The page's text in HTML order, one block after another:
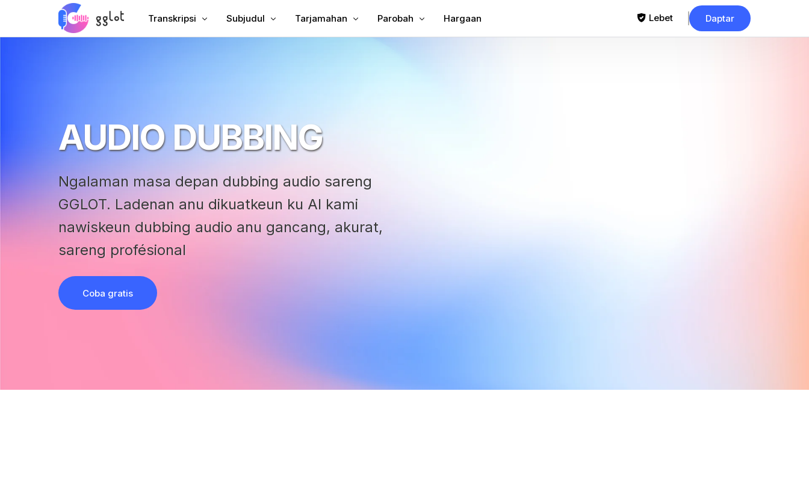
Transkripsi
Transkripsi Rapat
Audio ka Téks
Audiobook Voiceover
Subjudul
AI Dubbing
Panarjamah Subjudul
Tarjamahan Parobah Hargaan Lebet Daptar
AUDIO DUBBING
Ngalaman masa depan dubbing audio sareng
GGLOT. Ladenan anu dikuatkeun ku AI kami
nawiskeun dubbing audio anu gancang, akurat,
sareng profésional
Coba gratis